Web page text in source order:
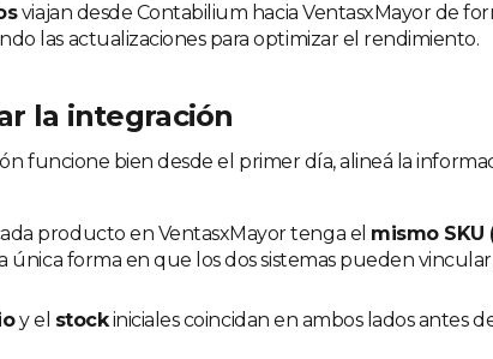
viajan desde Contabilium hacia VentasxMayor de
las actualizaciones para optimizar el rendimiento.
la integración
funcione bien desde el primer día, alineá la
producto en VentasxMayor tenga el mismo SKU
única forma en que los dos sistemas pueden
y el stockiniciales coincidan en ambos lados antes